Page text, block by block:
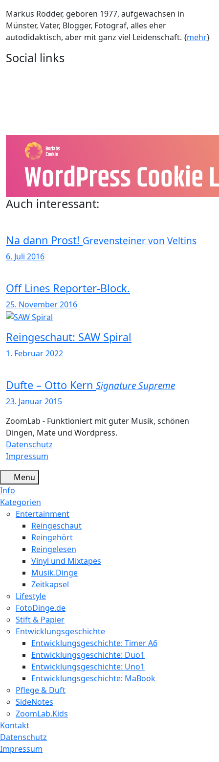
Markus Rödder, geboren 1977, aufgewachsen in
Münster, Vater, Blogger, Fotograf, alles eher
autodidaktisch, aber mit ganz viel Leidenschaft. {mehr}
Social links
Auch interessant:
Na dann Prost! Grevensteiner von Veltins
6. Juli 2016
Off Lines Reporter-Block.
25. November 2016
Reingeschaut: SAW Spiral
1. Februar 2022
Dufte – Otto Kern Signature Supreme
23. Januar 2015
ZoomLab - Funktioniert mit guter Musik, schönen
Dingen, Mate und Wordpress.
Datenschutz
Impressum
Menu
Info
Kategorien
Entertainment
Reingeschaut
Reingehört
Reingelesen
Vinyl und Mixtapes
Musik.Dinge
Zeitkapsel
Lifestyle
FotoDinge.de
Stift & Papier
Entwicklungsgeschichte
Entwicklungsgeschichte: Timer A6
Entwicklungsgeschichte: Duo1
Entwicklungsgeschichte: Uno1
Entwicklungsgeschichte: MaBook
Pflege & Duft
SideNotes
ZoomLab.Kids
Kontakt
Datenschutz
Impressum